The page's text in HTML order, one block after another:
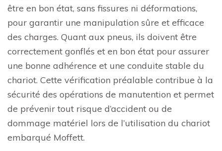
être en bon état, sans fissures ni déformations,
pour garantir une manipulation sûre et efficace
des charges. Quant aux pneus, ils doivent être
correctement gonflés et en bon état pour assurer
une bonne adhérence et une conduite stable du
chariot. Cette vérification préalable contribue à la
sécurité des opérations de manutention et permet
de prévenir tout risque d’accident ou de
dommage matériel lors de l’utilisation du chariot
embarqué Moffett.